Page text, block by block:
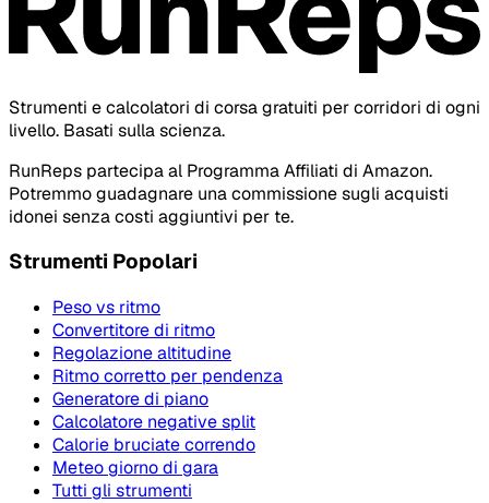
Strumenti e calcolatori di corsa gratuiti per corridori di ogni
livello. Basati sulla scienza.
RunReps partecipa al Programma Affiliati di Amazon.
Potremmo guadagnare una commissione sugli acquisti
idonei senza costi aggiuntivi per te.
Strumenti Popolari
Peso vs ritmo
Convertitore di ritmo
Regolazione altitudine
Ritmo corretto per pendenza
Generatore di piano
Calcolatore negative split
Calorie bruciate correndo
Meteo giorno di gara
Tutti gli strumenti